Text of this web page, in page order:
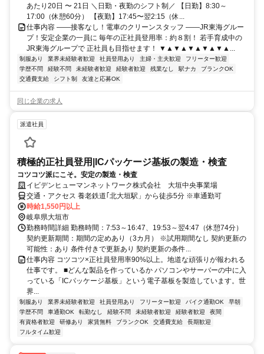
あたり20日 〜 21日 ＼日勤・夜勤のシフト制／ 【日勤】8:30～
17:00（休憩60分） 【夜勤】17:45〜翌2:15（休...
仕事内容 ――接客なし！電車のクリーンスタッフ ――JR東海グルー
プ！安定企業の一員に 毎年の正社員登用率：約８割！ 若手育成中の
JR東海グループで 正社員も目指せます！ ▼▲▼▲▼▲▼▲▼▲...
制服あり 業界未経験者歓迎 社員登用あり 主婦・主夫歓迎
フリーター歓迎
学歴不問
経験不問 未経験者歓迎 経験者歓迎 残業なし 駅ナカ
ブランクOK
交通費支給
シフト制 友達と応募OK
同じ企業の求人
派遣社員
積極的正社員登用|ICパッケージ基板の製造・検査
コツコツ派にこそ。安定の製造・検査
イビデンヒューマンネットワーク株式会社 大垣中央事業場
交通・アクセス 養老鉄道｢北大垣駅」から徒歩5分 ※車通勤可
時給1,550円以上
岐阜県大垣市
勤務時間詳細 勤務時間：7:53～16:47、19:53～翌4:47（休憩74分）
契約更新期間：期間の定めあり（3カ月） ※試用期間なし 契約更新の
可能性：あり 条件付きで更新あり 契約更新の条件...
仕事内容 コツコツ×正社員登用率90%以上。地道な頑張りが報われる
仕事です。 ■どんな製品を作っているか パソコンやサーバーの中に入
っている「ICパッケージ基板」という電子基板を製造しています。世
界...
制服あり 業界未経験者歓迎 社員登用あり フリーター歓迎 バイク通勤OK
早朝
学歴不問
車通勤OK 転勤なし 経験不問 未経験者歓迎 経験者歓迎
夜間
有資格者歓迎
研修あり 家賃無料 ブランクOK 交通費支給
長期歓迎
フルタイム歓迎